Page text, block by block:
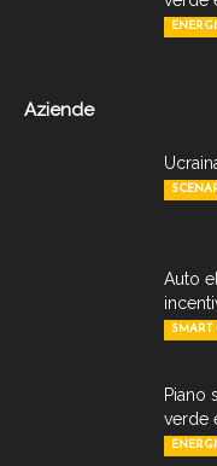
Aziende
Auto
SMART
Piano
verde